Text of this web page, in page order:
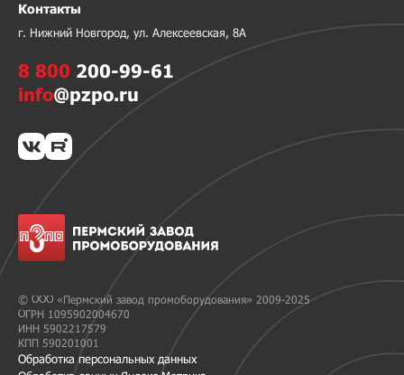
© ООО «Пермский завод промоборудования» 2009-2025
ОГРН 1095902004670
ИНН 5902217579
КПП 590201001
Обработка персональных данных
Контакты
г. Нижний Новгород, ул. Алексеевская, 8А
8 800 200-99-61
info@pzpo.ru